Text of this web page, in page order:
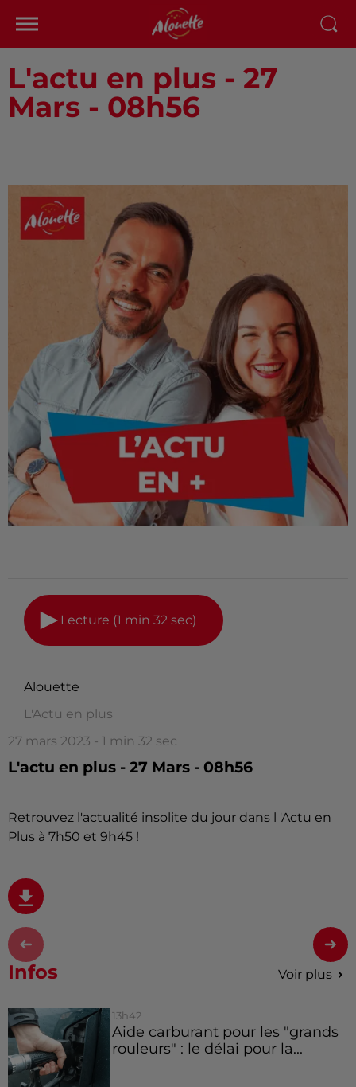
L'actu en plus - 27
Mars - 08h56
Lecture (1 min 32 sec)
Alouette
L'Actu en plus
27 mars 2023 - 1 min 32 sec
L'actu en plus - 27 Mars - 08h56
Retrouvez l'actualité insolite du jour dans l 'Actu en
Plus à 7h50 et 9h45 !
Infos Voir plus
13h42
Aide carburant pour les "grands
rouleurs" : le délai pour la...